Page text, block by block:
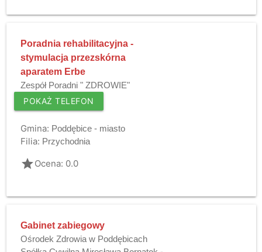
Poradnia rehabilitacyjna -
stymulacja przezskórna
aparatem Erbe
Zespół Poradni " ZDROWIE"
POKAŻ TELEFON
Gmina: Poddębice - miasto
Filia: Przychodnia
gradeOcena: 0.0
Gabinet zabiegowy
Ośrodek Zdrowia w Poddębicach